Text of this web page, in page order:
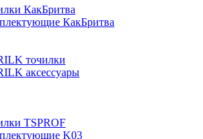
КакБритва
КакБритва
точилки
аксессуары
TSPROF
K03